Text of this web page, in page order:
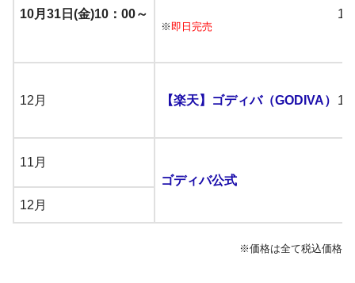
10月31日(金)10：00～
※ 即日完売
12月 【楽天】ゴディバ（GODIVA）
11月
ゴディバ公式
12月
※価格は全て税込価格